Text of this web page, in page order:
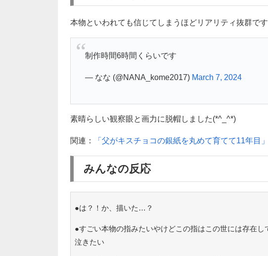
本物といわれても信じてしまうほどリアリティ抜群です
制作時間6時間くらいです
— なな (@NANA_kome2017) March 7, 2024
素晴らしい観察眼と画力に脱帽しました(*^_^*)
関連： 「父がキスチョコの銀紙を丸めて育てて11年目
みんなの反応
●は？！か、描いた…？
●すごい本物の指みたいやけどこの指はこの世には存在
泣きたい